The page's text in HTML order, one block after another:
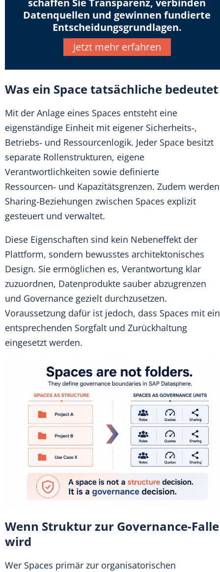
schaffen Sie Transparenz, verbinden
Datenquellen und gewinnen fundierte
Entscheidungsgrundlagen.
Jetzt mehr erfahren
Was ein Space tatsächliche bedeutet
Mit der Anlage eines Spaces entsteht eine
eigenständige Einheit mit eigener Sicherheits‑,
Betriebs‑ und Ressourcenlogik. Jeder Space besitzt
separate Rollenstrukturen, eigene
Verantwortlichkeiten sowie definierte
Ressourcen‑ und Kapazitätsgrenzen. Zudem werden
Sharing‑Beziehungen zwischen Spaces explizit
gesteuert und verwaltet.
Diese Eigenschaften sind kein Nebeneffekt der
Plattform, sondern bewusstes architektonisches
Design. Sie ermöglichen es, Verantwortung klar
zuzuordnen, Datenprodukte sauber abzugrenzen
und Governance gezielt durchzusetzen.
Voraussetzung dafür ist jedoch, dass Spaces mit
entsprechenden Sorgfalt und Zurückhaltung
eingesetzt werden.
Wenn Struktur zur Governance-Falle
wird
Wer Spaces primär zur organisatorischen